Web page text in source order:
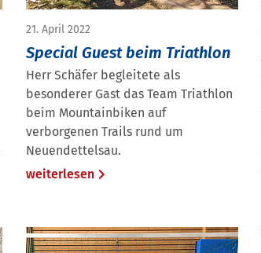
21. April 2022
Special Guest beim Triathlon
Herr Schäfer begleitete als
besonderer Gast das Team Triathlon
beim Mountainbiken auf
verborgenen Trails rund um
Neuendettelsau.
weiterlesen